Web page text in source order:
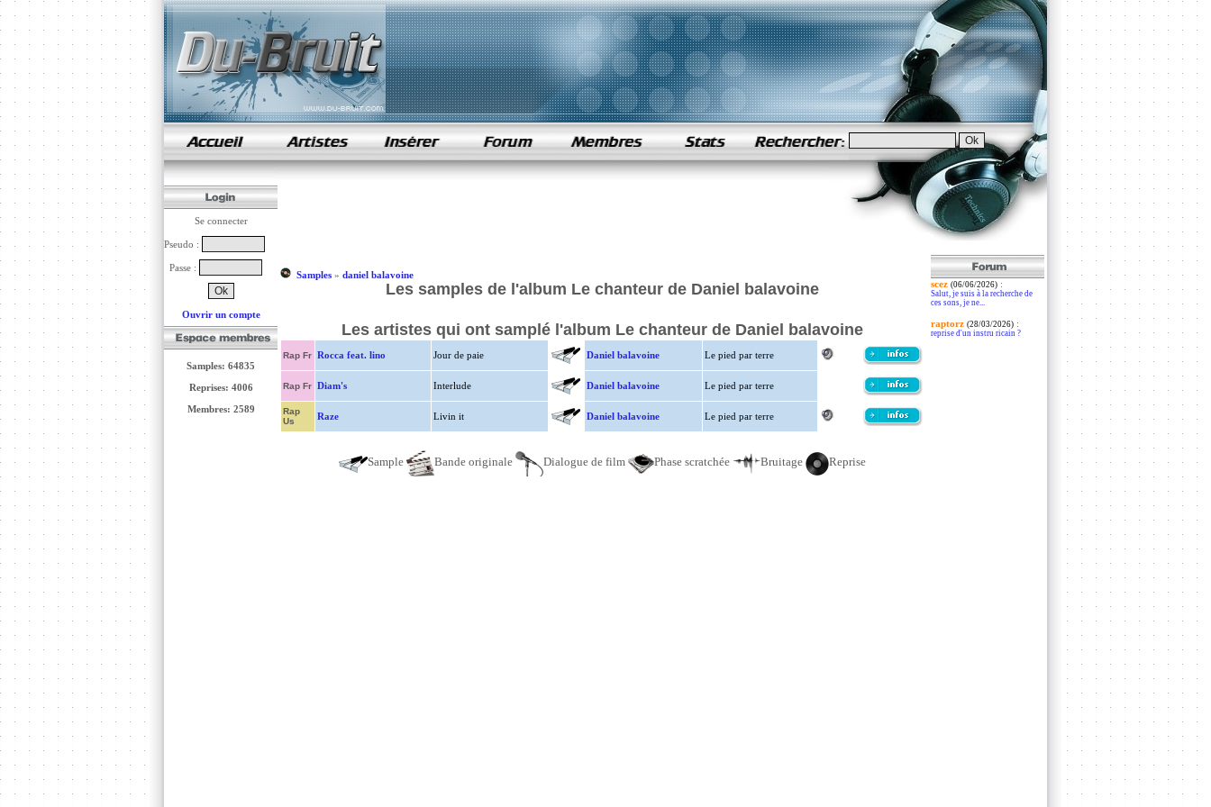
samples de rap
Se connecter
Pseudo :
Passe :
Ouvrir un compte
Samples: 64835
Reprises: 4006
Membres: 2589
Samples» daniel balavoine
Les samples de l'album Le chanteur de Daniel balavoine
Les artistes qui ont samplé l'album Le chanteur de Daniel balavoine
Rap Fr Rocca feat. lino Jour de paie Daniel balavoine Le pied par terre
Rap Fr Diam's Interlude Daniel balavoine Le pied par terre
Rap
Us
Raze Livin it Daniel balavoine Le pied par terre
Sample Bande originale Dialogue de film Phase scratchée Bruitage Reprise
scez (06/06/2026):
Salut, je suis à la recherche de
ces sons, je ne...
raptorz (28/03/2026):
reprise d'un instru ricain ?